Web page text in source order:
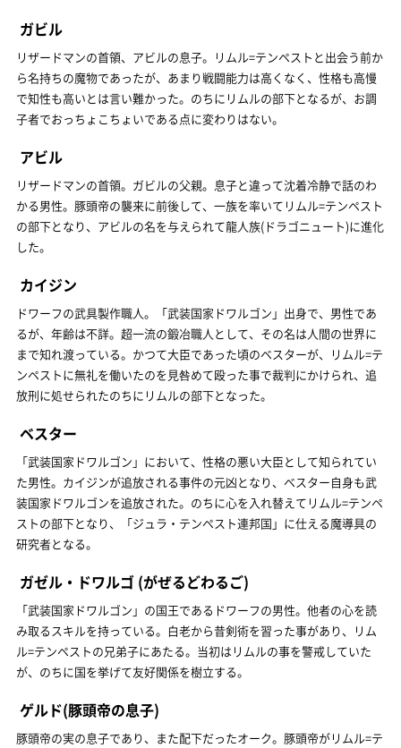
ガビル
リザードマンの首領、アビルの息子。リムル=テンペストと出会う前か
ら名持ちの魔物であったが、あまり戦闘能力は高くなく、性格も高慢
で知性も高いとは言い難かった。のちにリムルの部下となるが、お調
子者でおっちょこちょいである点に変わりはない。
アビル
リザードマンの首領。ガビルの父親。息子と違って沈着冷静で話のわ
かる男性。豚頭帝の襲来に前後して、一族を率いてリムル=テンペスト
の部下となり、アビルの名を与えられて龍人族(ドラゴニュート)に進化
した。
カイジン
ドワーフの武具製作職人。「武装国家ドワルゴン」出身で、男性であ
るが、年齢は不詳。超一流の鍛冶職人として、その名は人間の世界に
まで知れ渡っている。かつて大臣であった頃のベスターが、リムル=テ
ンペストに無礼を働いたのを見咎めて殴った事で裁判にかけられ、追
放刑に処せられたのちにリムルの部下となった。
ベスター
「武装国家ドワルゴン」において、性格の悪い大臣として知られてい
た男性。カイジンが追放される事件の元凶となり、ベスター自身も武
装国家ドワルゴンを追放された。のちに心を入れ替えてリムル=テンペ
ストの部下となり、「ジュラ・テンペスト連邦国」に仕える魔導具の
研究者となる。
ガゼル・ドワルゴ (がぜるどわるご)
「武装国家ドワルゴン」の国王であるドワーフの男性。他者の心を読
み取るスキルを持っている。白老から昔剣術を習った事があり、リム
ル=テンペストの兄弟子にあたる。当初はリムルの事を警戒していた
が、のちに国を挙げて友好関係を樹立する。
ゲルド(豚頭帝の息子)
豚頭帝の実の息子であり、また配下だったオーク。豚頭帝がリムル=テ